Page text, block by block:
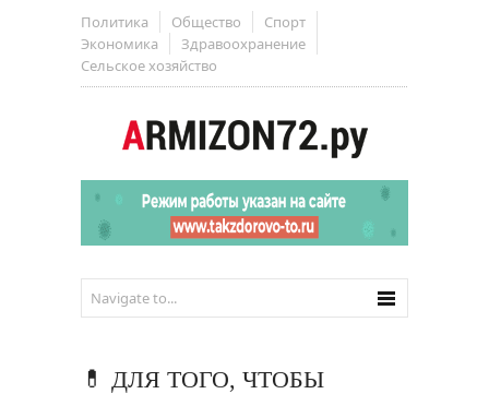
Политика Общество
Спорт
Экономика
Здравоохранение
Сельское хозяйство
💊 ДЛЯ ТОГО, ЧТОБЫ